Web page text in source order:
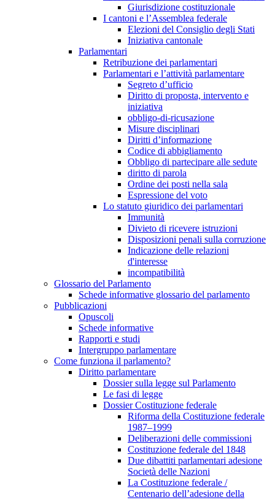
Giurisdizione costituzionale
I cantoni e l’Assemblea federale
Elezioni del Consiglio degli Stati
Iniziativa cantonale
Parlamentari
Retribuzione dei parlamentari
Parlamentari e l’attività parlamentare
Segreto d’ufficio
Diritto di proposta, intervento e
iniziativa
obbligo-di-ricusazione
Misure disciplinari
Diritti d’informazione
Codice di abbigliamento
Obbligo di partecipare alle sedute
diritto di parola
Ordine dei posti nella sala
Espressione del voto
Lo statuto giuridico dei parlamentari
Immunità
Divieto di ricevere istruzioni
Disposizioni penali sulla corruzione
Indicazione delle relazioni
d'interesse
incompatibilità
Glossario del Parlamento
Schede informative glossario del parlamento
Pubblicazioni
Opuscoli
Schede informative
Rapporti e studi
Intergruppo parlamentare
Come funziona il parlamento?
Diritto parlamentare
Dossier sulla legge sul Parlamento
Le fasi di legge
Dossier Costituzione federale
Riforma della Costituzione federale
1987–1999
Deliberazioni delle commissioni
Costituzione federale del 1848
Due dibattiti parlamentari adesione
Società delle Nazioni
La Costituzione federale /
Centenario dell’adesione della